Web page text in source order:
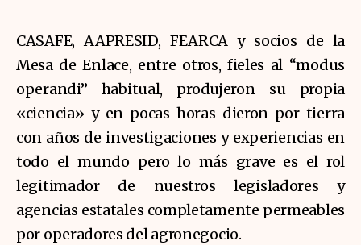
CASAFE, AAPRESID, FEARCA y socios de la
Mesa de Enlace, entre otros, fieles al “modus
operandi” habitual, produjeron su propia
«ciencia» y en pocas horas dieron por tierra
con años de investigaciones y experiencias en
todo el mundo pero lo más grave es el rol
legitimador de nuestros legisladores y
agencias estatales completamente permeables
por operadores del agronegocio.